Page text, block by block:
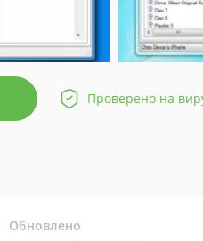
Проверено на
Обновлено